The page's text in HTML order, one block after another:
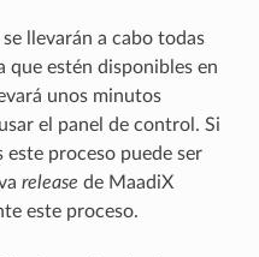
se llevarán a cabo todas
que estén disponibles en
unos minutos
el panel de control. Si
este proceso puede ser
release de MaadiX
este proceso.